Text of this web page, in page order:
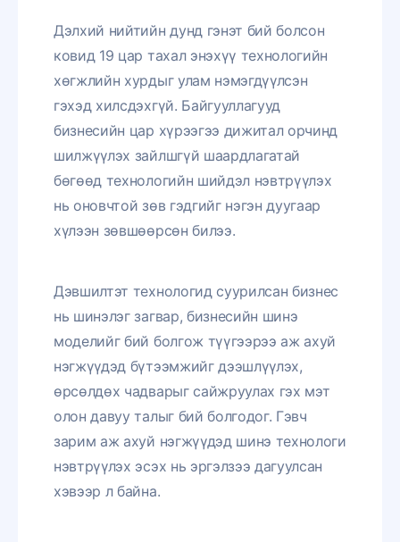
Дэлхий нийтийн дунд гэнэт бий болсон
ковид 19 цар тахал энэхүү технологийн
хөгжлийн хурдыг улам нэмэгдүүлсэн
гэхэд хилсдэхгүй. Байгууллагууд
бизнесийн цар хүрээгээ дижитал орчинд
шилжүүлэх зайлшгүй шаардлагатай
бөгөөд технологийн шийдэл нэвтрүүлэх
нь оновчтой зөв гэдгийг нэгэн дуугаар
хүлээн зөвшөөрсөн билээ.
Дэвшилтэт технологид суурилсан бизнес
нь шинэлэг загвар, бизнесийн шинэ
моделийг бий болгож түүгээрээ аж ахуй
нэгжүүдэд бүтээмжийг дээшлүүлэх,
өрсөлдөх чадварыг сайжруулах гэх мэт
олон давуу талыг бий болгодог. Гэвч
зарим аж ахуй нэгжүүдэд шинэ технологи
нэвтрүүлэх эсэх нь эргэлзээ дагуулсан
хэвээр л байна.